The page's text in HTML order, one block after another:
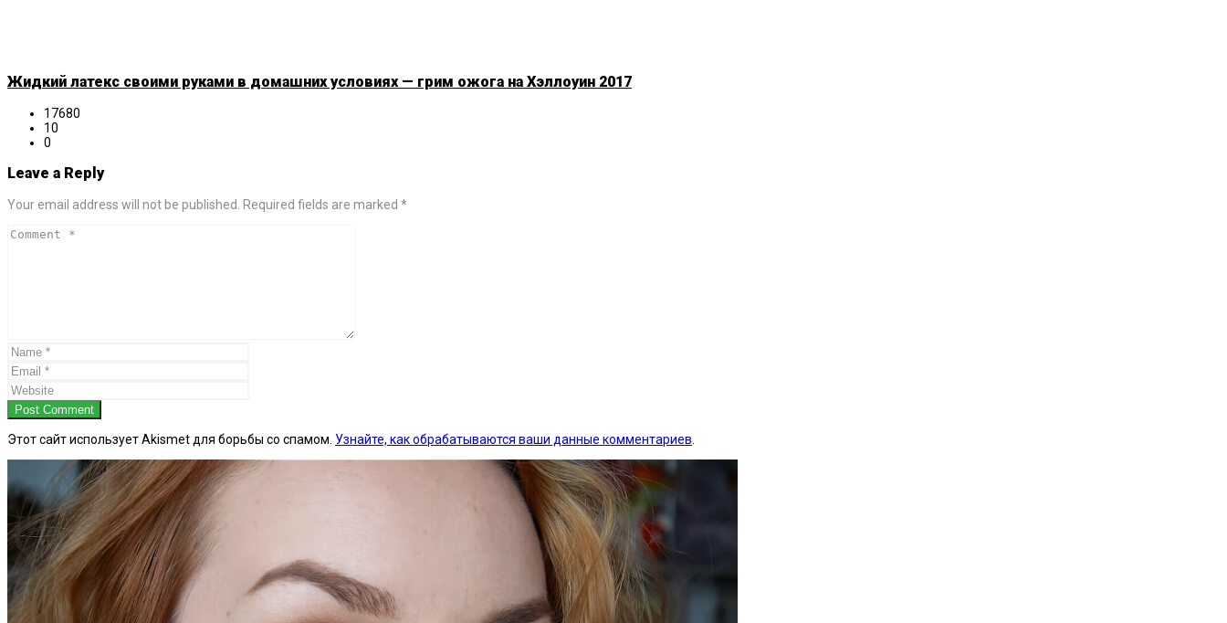
Жидкий латекс своими руками в домашних условиях — грим ожога на Хэллоуин 2017
17680
10
0
Leave a Reply
Your email address will not be published. Required fields are marked *
Post Comment
Этот сайт использует Akismet для борьбы со спамом. Узнайте, как обрабатываются ваши данные комментариев